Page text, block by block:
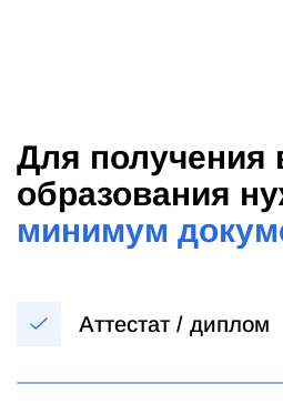
Для получения
образования
минимум
Аттестат / диплом